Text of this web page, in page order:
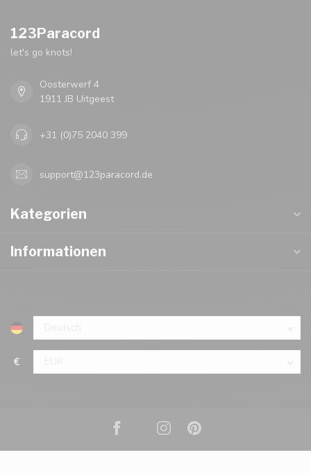
123Paracord
let's go knots!
Oosterwerf 4
1911 JB Uitgeest
+31 (0)75 2040 399
support@123paracord.de
Kategorien
Informationen
€